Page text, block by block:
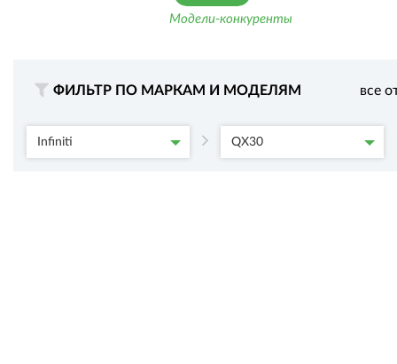
Модели-конкуренты
ФИЛЬТР ПО МАРКАМ И МОДЕЛЯМ все
Infiniti QX30